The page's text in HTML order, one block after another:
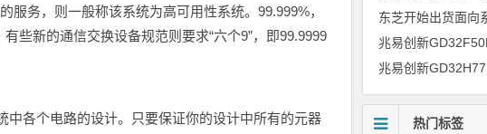
务，则一般称该系统为高可用性系统。99.999%，
些新的通信交换设备规范则要求“六个9”，即99.9999
各个电路的设计。只要保证你的设计中所有的元器
热门标签